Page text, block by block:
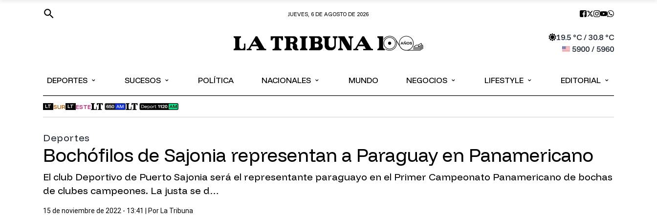
JUEVES, 6 DE AGOSTO DE 2026
19.5°C / 30.8°C
5900/ 5960
DEPORTES ⌄ SUCESOS ⌄ POLÍTICA NACIONALES ⌄ MUNDO NEGOCIOS ⌄ LIFESTYLE ⌄ EDITORIAL ⌄
LT SUR LT ESTE
Deportes
Bochófilos de Sajonia representan a Paraguay en Panamericano
El club Deportivo de Puerto Sajonia será el representante paraguayo en el Primer Campeonato Panamericano de bochas
de clubes campeones. La justa se d…
15 de noviembre de 2022 - 13:41 | Por La Tribuna